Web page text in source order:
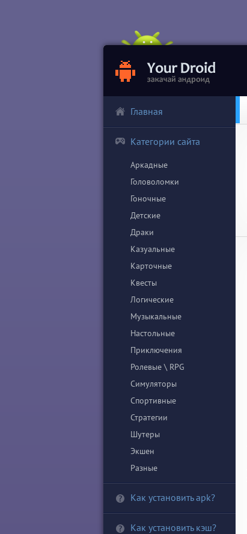
Главная
Категории сайта
Аркадные
Головоломки
Гоночные
Детские
Драки
Казуальные
Карточные
Квесты
Логические
Музыкальные
Настольные
Приключения
Ролевые \ RPG
Симуляторы
Спортивные
Стратегии
Шутеры
Экшен
Разные
Как установить apk?
Как установить кэш?